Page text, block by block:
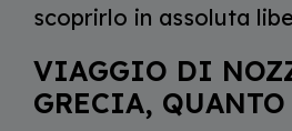
scoprirlo in assoluta
VIAGGIO DI
GRECIA, QUANTO